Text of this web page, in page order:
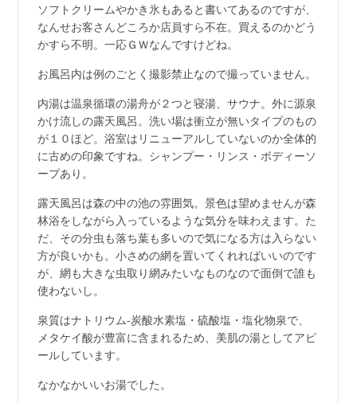
ソフトクリームやかき氷もあると書いてあるのですが、
なんせお客さんどころか店員すら不在。買えるのかどう
かすら不明。一応ＧＷなんですけどね。
お風呂内は例のごとく撮影禁止なので撮っていません。
内湯は温泉循環の湯舟が２つと寝湯、サウナ。外に源泉
かけ流しの露天風呂。洗い場は衝立が無いタイプのもの
が１０ほど。浴室はリニューアルしていないのか全体的
に古めの印象ですね。シャンプー・リンス・ボディーソ
ープあり。
露天風呂は森の中の池の雰囲気。景色は望めませんが森
林浴をしながら入っているような気分を味わえます。た
だ、その分虫も落ち葉も多いので気になる方は入らない
方が良いかも。小さめの網を置いてくれればいいのです
が、網も大きな虫取り網みたいなものなので面倒で誰も
使わないし。
泉質はナトリウム-炭酸水素塩・硫酸塩・塩化物泉で、
メタケイ酸が豊富に含まれるため、美肌の湯としてアピ
ールしています。
なかなかいいお湯でした。